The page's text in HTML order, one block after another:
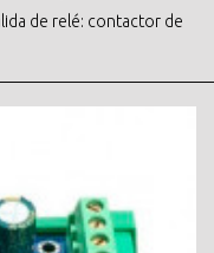
de relé: contactor de